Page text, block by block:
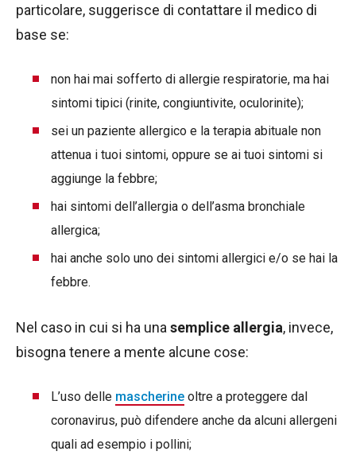
particolare, suggerisce di contattare il medico di
base se:
non hai mai sofferto di allergie respiratorie, ma hai
sintomi tipici (rinite, congiuntivite, oculorinite);
sei un paziente allergico e la terapia abituale non
attenua i tuoi sintomi, oppure se ai tuoi sintomi si
aggiunge la febbre;
hai sintomi dell’allergia o dell’asma bronchiale
allergica;
hai anche solo uno dei sintomi allergici e/o se hai la
febbre.
Nel caso in cui si ha una semplice allergia, invece,
bisogna tenere a mente alcune cose:
L’uso delle mascherine oltre a proteggere dal
coronavirus, può difendere anche da alcuni allergeni
quali ad esempio i pollini;